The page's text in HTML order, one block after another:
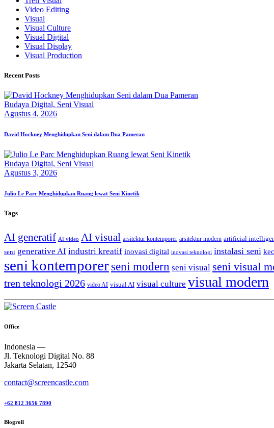
Video Editing
Visual
Visual Culture
Visual Digital
Visual Display
Visual Production
Recent Posts
Budaya Digital, Seni Visual
Agustus 4, 2026
David Hockney Menghidupkan Seni dalam Dua Pameran
Budaya Digital, Seni Visual
Agustus 3, 2026
Julio Le Parc Menghidupkan Ruang lewat Seni Kinetik
Tags
AI generatif AI video AI visual arsitektur kontemporer arsitektur modern artificial
seni generative AI industri kreatif inovasi digital inovasi teknologi instalasi seni
seni kontemporer seni modern seni visual seni visual
tren teknologi 2026 video AI visual AI visual culture visual modern
Office
Indonesia —
Jl. Teknologi Digital No. 88
Jakarta Selatan, 12540
contact@screencastle.com
+62 812 3656 7890
Blogroll